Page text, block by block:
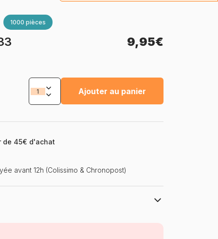
1000 pièces
9,95€
Ajouter au panier
de 45€ d'achat
avant 12h (Colissimo & Chronopost)